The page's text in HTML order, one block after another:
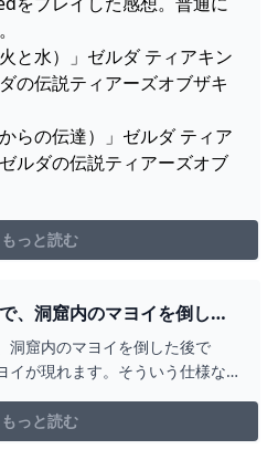
と水）」ゼルダ ティアキン
の伝説ティアーズオブザキ
らの伝達）」ゼルダ ティア
ルダの伝説ティアーズオブ
もっと読む
、洞窟内のマヨイを倒した
YAHOO!知恵袋
洞窟内のマヨイを倒した後で
イが現れます。そういう仕様な
現状、・ゴダイ川の洞窟・サ
もっと読む